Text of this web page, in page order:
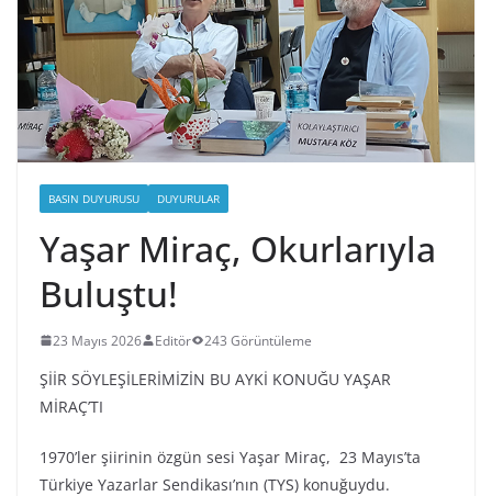
BASIN DUYURUSU DUYURULAR
Yaşar Miraç, Okurlarıyla
Buluştu!
23 Mayıs 2026 Editör 243 Görüntüleme
ŞİİR SÖYLEŞİLERİMİZİN BU AYKİ KONUĞU YAŞAR
MİRAÇ’TI
1970’ler şiirinin özgün sesi Yaşar Miraç, 23 Mayıs’ta
Türkiye Yazarlar Sendikası’nın (TYS) konuğuydu.